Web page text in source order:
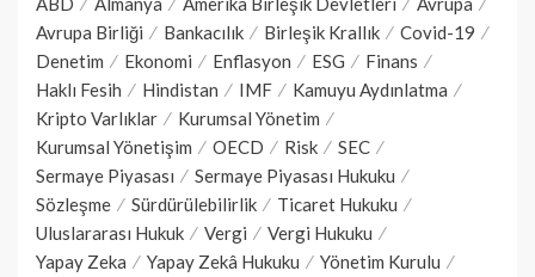
Avrupa Birliği
Bankacılık Birleşik Krallık
Covid-19
Denetim
Ekonomi Enflasyon ESG
Finans
Haklı Fesih
Hindistan IMF
Kamuyu Aydınlatma
Kripto Varlıklar
Kurumsal Yönetim
Kurumsal Yönetişim
OECD Risk
SEC
Sermaye Piyasası
Sermaye Piyasası Hukuku
Sözleşme
Sürdürülebilirlik
Ticaret Hukuku
Uluslararası Hukuk
Vergi
Vergi Hukuku
Yapay Zeka
Yapay Zekâ Hukuku
Yönetim Kurulu